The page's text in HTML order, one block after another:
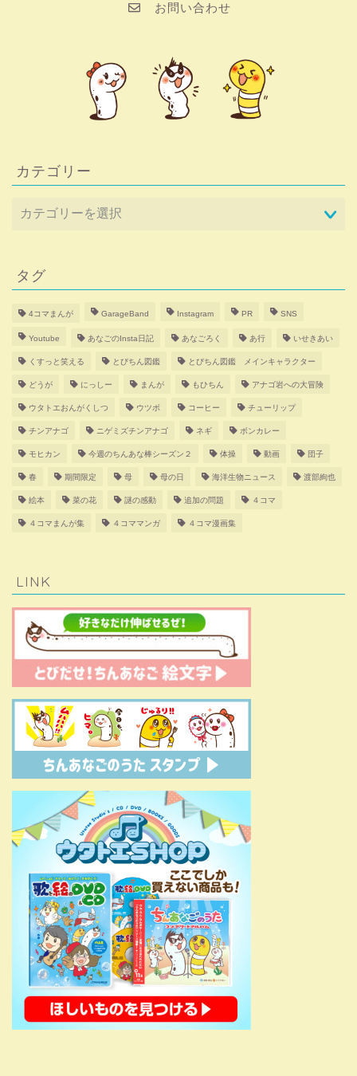
お問い合わせ
カテゴリー
タグ
4コマまんが GarageBand Instagram PR SNS
Youtube あなごのInsta日記 あなごろく あ行 いせきあい
くすっと笑える とびちん図鑑 とびちん図鑑 メインキャラクター
どうが にっしー まんが もひちん アナゴ岩への大冒険
ウタトエおんがくしつ ウツボ コーヒー チューリップ
チンアナゴ ニゲミズチンアナゴ ネギ ボンカレー
モヒカン 今週のちんあな棒シーズン２ 体操 動画 団子
春 期間限定 母 母の日 海洋生物ニュース 渡部絢也
絵本 菜の花 謎の感動 追加の問題 ４コマ
４コマまんが集 ４コママンガ ４コマ漫画集
LINK